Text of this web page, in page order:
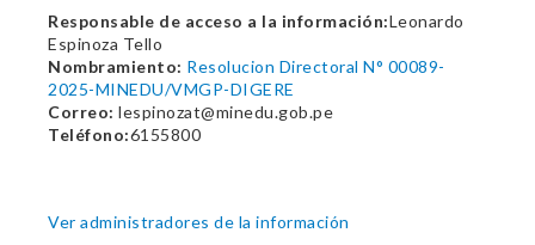
Responsable de acceso a la información:Leonardo
Espinoza Tello
Nombramiento: Resolucion Directoral N° 00089-
2025-MINEDU/VMGP-DIGERE
Correo: lespinozat@minedu.gob.pe
Teléfono:6155800
Ver administradores de la información